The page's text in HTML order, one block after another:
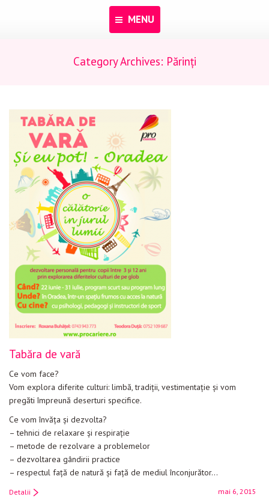
MENU
Acasă
Programe
Pentru dascăli
Evenimente
Materiale educaționale
Blog
Anunțuri
Contact
Category Archives: Părinți
Tabăra de vară
Ce vom face?
Vom explora diferite culturi: limbă, tradiții, vestimentație și vom
pregăti împreună deserturi specifice.
Ce vom învăța și dezvolta?
– tehnici de relaxare și respirație
– metode de rezolvare a problemelor
– dezvoltarea gândirii practice
– respectul față de natură și față de mediul înconjurător…
mai 6, 2015
Detalii